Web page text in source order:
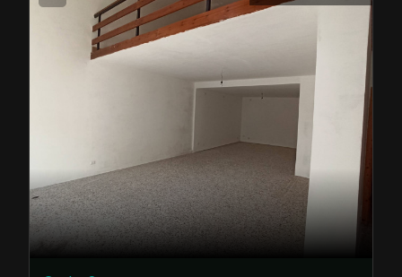
Contattaci per fissare una visita!